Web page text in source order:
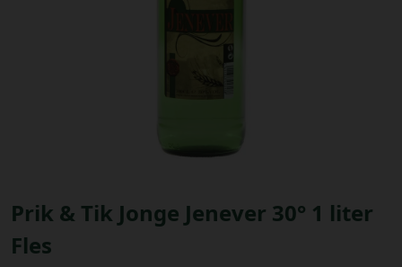
Prik & Tik Jonge Jenever 30° 1 liter
Fles